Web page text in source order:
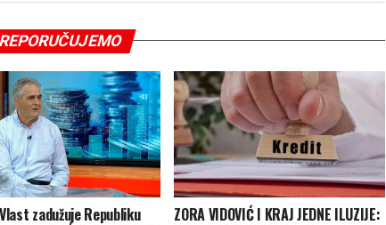
zadužuje Republiku ZORA VIDOVIĆ I KRAJ JEDNE ILUZIJE: